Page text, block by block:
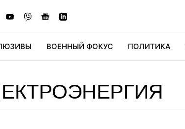
ВОЕННЫЙ ФОКУС ПОЛИТИКА